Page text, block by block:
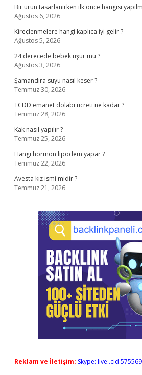
Bir ürün tasarlanırken ilk önce hangisi
Ağustos 6, 2026
Kireçlenmelere hangi kaplıca iyi gelir ?
Ağustos 5, 2026
24 derecede bebek üşür mü ?
Ağustos 3, 2026
Şamandıra suyu nasıl keser ?
Temmuz 30, 2026
TCDD emanet dolabı ücreti ne kadar ?
Temmuz 28, 2026
Kak nasıl yapılır ?
Temmuz 25, 2026
Hangi hormon lipödem yapar ?
Temmuz 22, 2026
Avesta kız ismi midir ?
Temmuz 21, 2026
Reklam ve İletişim: Skype: